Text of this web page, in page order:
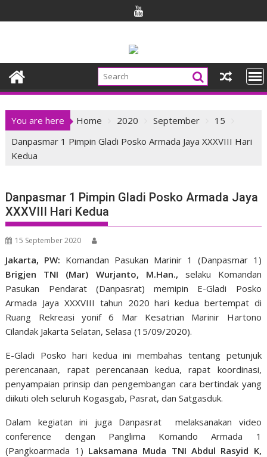
to
You are here Home 2020 September
15
Danpasmar 1 Pimpin Gladi Posko Armada Jaya XXXVIII Hari
Kedua
Danpasmar 1 Pimpin Gladi Posko Armada Jaya
XXXVIII Hari Kedua
15 September 2020
Jakarta, PW: Komandan Pasukan Marinir 1 (Danpasmar 1)
Brigjen TNI (Mar) Wurjanto, M.Han., selaku Komandan
Pasukan Pendarat (Danpasrat) memipin E-Gladi Posko
Armada Jaya XXXVIII tahun 2020 hari kedua bertempat di
Ruang Rekreasi yonif 6 Mar Kesatrian Marinir Hartono
Cilandak Jakarta Selatan, Selasa (15/09/2020).
E-Gladi Posko hari kedua ini membahas tentang petunjuk
perencanaan, rapat perencanaan kedua, rapat koordinasi,
penyampaian prinsip dan pengembangan cara bertindak yang
diikuti oleh seluruh Kogasgab, Pasrat, dan Satgasduk.
Dalam kegiatan ini juga Danpasrat melaksanakan video
conference dengan Panglima Komando Armada 1
(Pangkoarmada 1) Laksamana Muda TNI Abdul Rasyid K,